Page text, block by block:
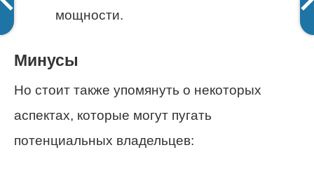
мощности.
Минусы
Но стоит также упомянуть о некоторых
аспектах, которые могут пугать
потенциальных владельцев: